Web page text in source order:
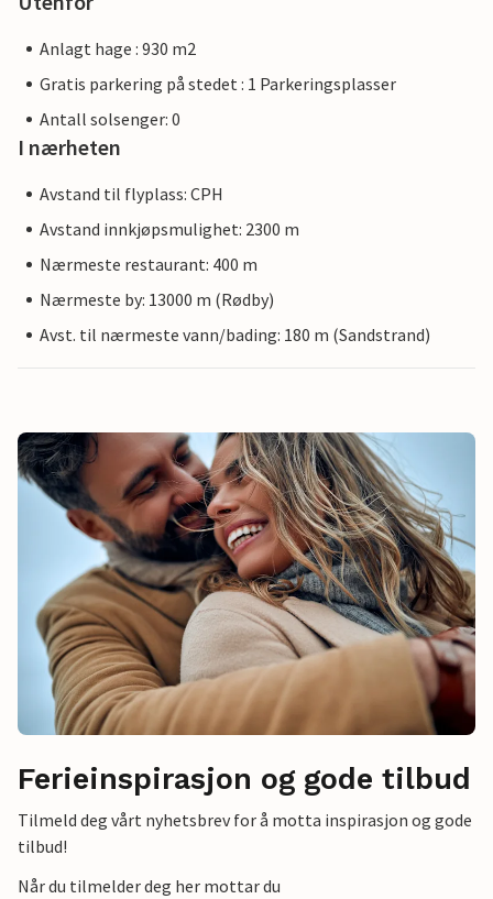
Anlagt hage : 930 m2
Gratis parkering på stedet : 1 Parkeringsplasser
Antall solsenger: 0
I nærheten
Avstand til flyplass: CPH
Avstand innkjøpsmulighet: 2300 m
Nærmeste restaurant: 400 m
Nærmeste by: 13000 m (Rødby)
Avst. til nærmeste vann/bading: 180 m (Sandstrand)
Ferieinspirasjon og gode tilbud
Tilmeld deg vårt nyhetsbrev for å motta inspirasjon og gode
tilbud!
Når du tilmelder deg her mottar du